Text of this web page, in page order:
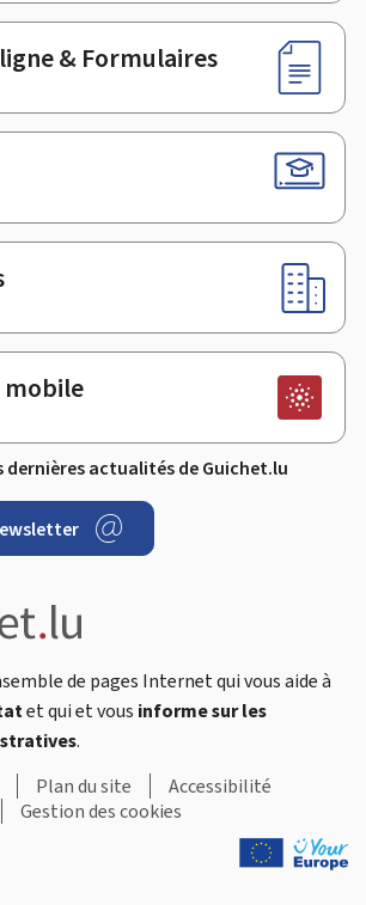
& Formulaires
dernières actualités de Guichet.lu
de pages Internet qui vous aide à
et qui et vous informe sur les
.
Plan du site
Accessibilité
Gestion des cookies